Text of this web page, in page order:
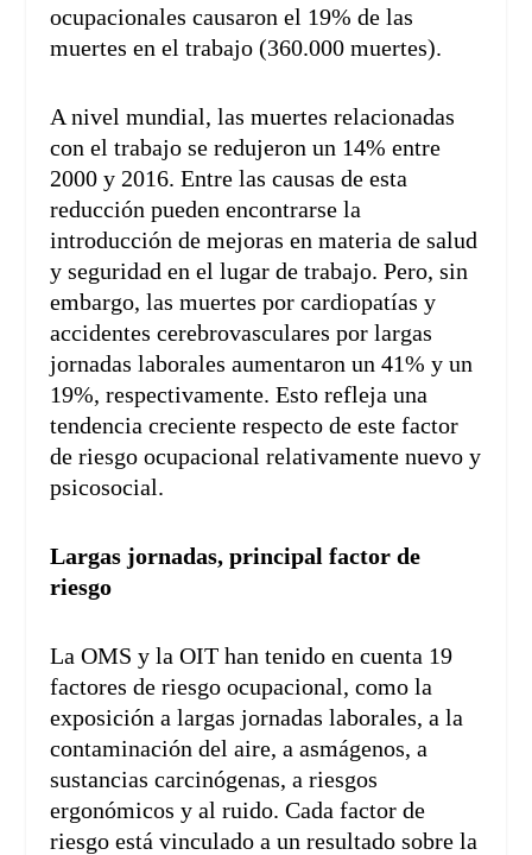
ocupacionales causaron el 19% de las
muertes en el trabajo (360.000 muertes).
A nivel mundial, las muertes relacionadas
con el trabajo se redujeron un 14% entre
2000 y 2016. Entre las causas de esta
reducción pueden encontrarse la
introducción de mejoras en materia de salud
y seguridad en el lugar de trabajo. Pero, sin
embargo, las muertes por cardiopatías y
accidentes cerebrovasculares por largas
jornadas laborales aumentaron un 41% y un
19%, respectivamente. Esto refleja una
tendencia creciente respecto de este factor
de riesgo ocupacional relativamente nuevo y
psicosocial.
Largas jornadas, principal factor de
riesgo
La OMS y la OIT han tenido en cuenta 19
factores de riesgo ocupacional, como la
exposición a largas jornadas laborales, a la
contaminación del aire, a asmágenos, a
sustancias carcinógenas, a riesgos
ergonómicos y al ruido. Cada factor de
riesgo está vinculado a un resultado sobre la